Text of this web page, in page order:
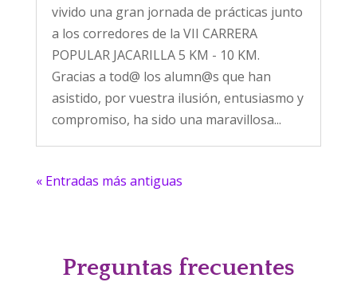
vivido una gran jornada de prácticas junto
a los corredores de la VII CARRERA
POPULAR JACARILLA 5 KM - 10 KM.
Gracias a tod@ los alumn@s que han
asistido, por vuestra ilusión, entusiasmo y
compromiso, ha sido una maravillosa...
« Entradas más antiguas
Preguntas frecuentes